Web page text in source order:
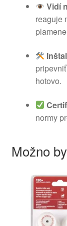
Vidí
reaguje
hotovo.
normy
Možno